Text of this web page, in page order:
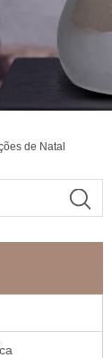
de Natal